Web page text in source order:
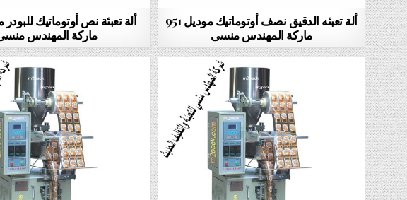
ماركة المهندس
ألة تعبئه الدقيق نصف أوتوماتيك موديل 951
ماركة المهندس منسى